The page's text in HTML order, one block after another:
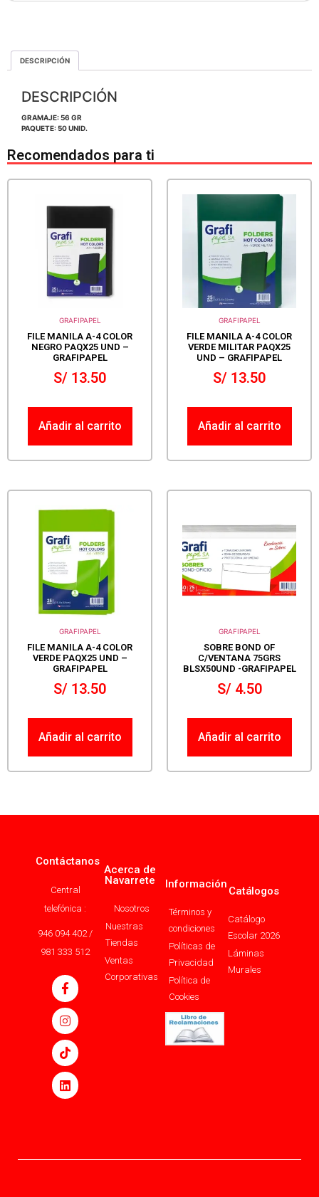
DESCRIPCIÓN
DESCRIPCIÓN
GRAMAJE: 56 GR
PAQUETE: 50 UNID.
Recomendados para ti
GRAFIPAPEL
FILE MANILA A-4 COLOR
NEGRO PAQX25 UND –
GRAFIPAPEL
S/ 13.50
Añadir al carrito
GRAFIPAPEL
FILE MANILA A-4 COLOR
VERDE MILITAR PAQX25
UND – GRAFIPAPEL
S/ 13.50
Añadir al carrito
GRAFIPAPEL
FILE MANILA A-4 COLOR
VERDE PAQX25 UND –
GRAFIPAPEL
S/ 13.50
Añadir al carrito
GRAFIPAPEL
SOBRE BOND OF
C/VENTANA 75GRS
BLSX50UND -GRAFIPAPEL
S/4.50
Añadir al carrito
Contáctanos
Central
telefónica :
946 094 402 /
981 333 512
Acerca de
Navarrete
Nosotros
Nuestras
Tiendas
Ventas
Corporativas
Información
Términos y
condiciones
Políticas de
Privacidad
Política de
Cookies
Catálogos
Catálogo
Escolar 2026
Láminas
Murales